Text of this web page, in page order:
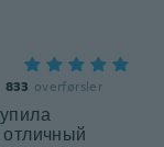
833 overførsler
отличный